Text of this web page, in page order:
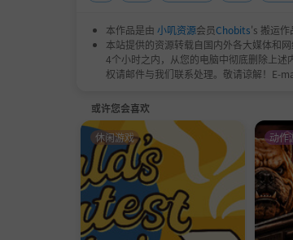
丰富的故事叙述
本作品是由 小叽资源会员Chobits's 搬运作
本站提供的资源转载自国内外各大媒体和
4个小时之内，从您的电脑中彻底删除上
权请邮件与我们联系处理。敬请谅解！E-
或许您会喜欢
休闲游戏 动作